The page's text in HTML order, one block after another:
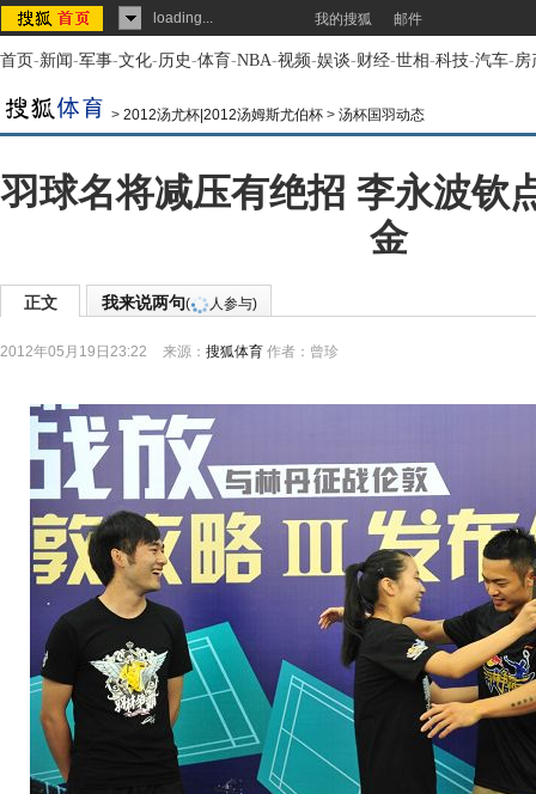
loading... 我的搜狐 邮件
首页-新闻-军事-文化-历史-体育-NBA-视频-娱谈-财经-世相-科技-汽车-房
> 2012汤尤杯|2012汤姆斯尤伯杯 > 汤杯国羽动态
羽球名将减压有绝招 李永波钦
金
正文 我来说两句( 人参与)
2012年05月19日23:22 来源： 搜狐体育 作者：曾珍